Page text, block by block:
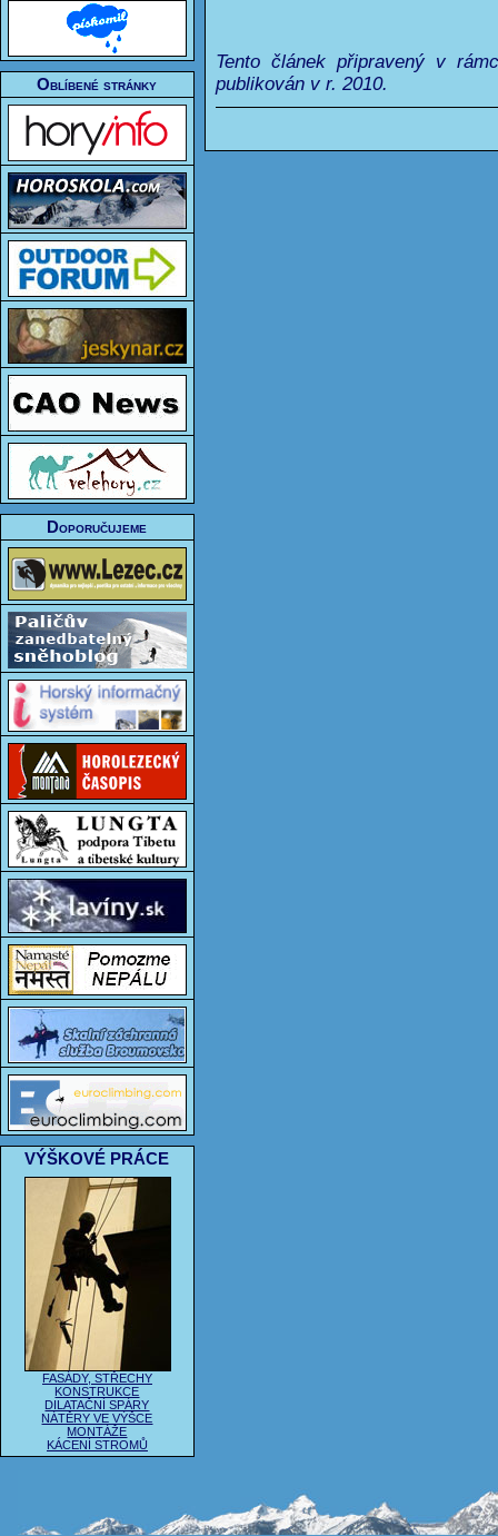
Oblíbené stránky
Doporučujeme
VÝŠKOVÉ PRÁCE
FASÁDY, STŘECHY
KONSTRUKCE
DILATAČNÍ SPÁRY
NÁTĚRY VE VÝŠCE
MONTÁŽE
KÁCENÍ STROMŮ
Tento článek připravený v
publikován v r. 2010.